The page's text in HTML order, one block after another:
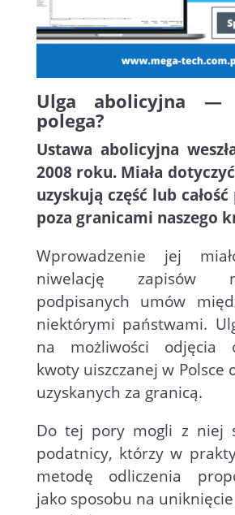
Ulga abolicyjna —
polega?
Ustawa abolicyjna
2008 roku. Miała
uzyskują część lub
poza granicami naszego
Wprowadzenie jej
niwelację zapisów
podpisanych umów
niektórymi państwami.
na możliwości odjęcia
kwoty uiszczanej w Polsce
uzyskanych za granicą.
Do tej pory mogli z niej
podatnicy, którzy w
metodę odliczenia
jako sposobu na